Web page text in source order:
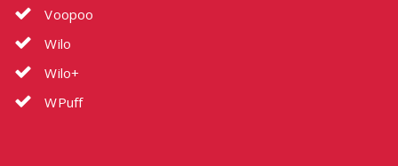
Voopoo
Wilo
Wilo+
WPuff